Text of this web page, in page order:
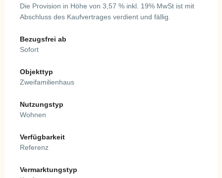
Die Provision in Höhe von 3,57 % inkl. 19% MwSt ist mit
Abschluss des Kaufvertrages verdient und fällig.
Bezugsfrei ab
Sofort
Objekttyp
Zweifamilienhaus
Nutzungstyp
Wohnen
Verfügbarkeit
Referenz
Vermarktungstyp